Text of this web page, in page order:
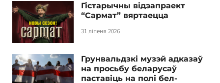
Гістарычны відэапраект
“Сармат” вяртаецца
31 ліпеня 2026
Грунвальдзкі музэй адказаў
на просьбу беларусаў
паставіць на полі бел-